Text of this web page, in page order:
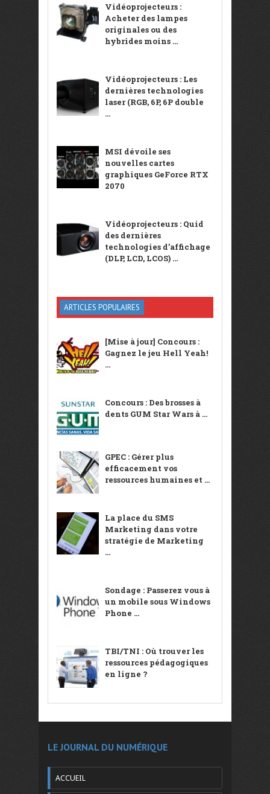
Vidéoprojecteurs :
Acheter des lampes
originales ou des
hybrides moins ...
Vidéoprojecteurs : Les
dernières technologies
laser (RGB, 6P, 6P double
...
MSI dévoile ses
nouvelles cartes
graphiques GeForce RTX
2070
Vidéoprojecteurs : Quid
des dernières
technologies d’affichage
(DLP, LCD, LCOS) ...
ARTICLES POPULAIRES
[Mise à jour] Concours :
Gagnez le jeu Hell Yeah!
...
Concours : Des brosses à
dents GUM Star Wars à ...
GPEC : Gérer plus
efficacement vos
ressources humaines et ...
La place du SMS
Marketing dans votre
stratégie de Marketing
...
Sondage : Passerez vous à
un mobile sous Windows
Phone ...
TBI/TNI : Où trouver les
ressources pédagogiques
en ligne ?
LE JOURNAL DU NUMÉRIQUE
ACCUEIL